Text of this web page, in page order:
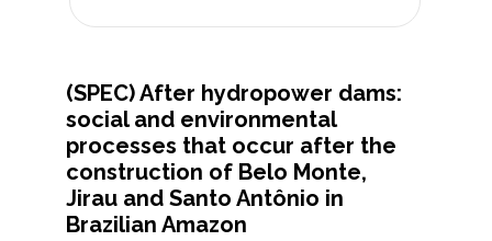
(SPEC) After hydropower dams:
social and environmental
processes that occur after the
construction of Belo Monte,
Jirau and Santo Antônio in
Brazilian Amazon